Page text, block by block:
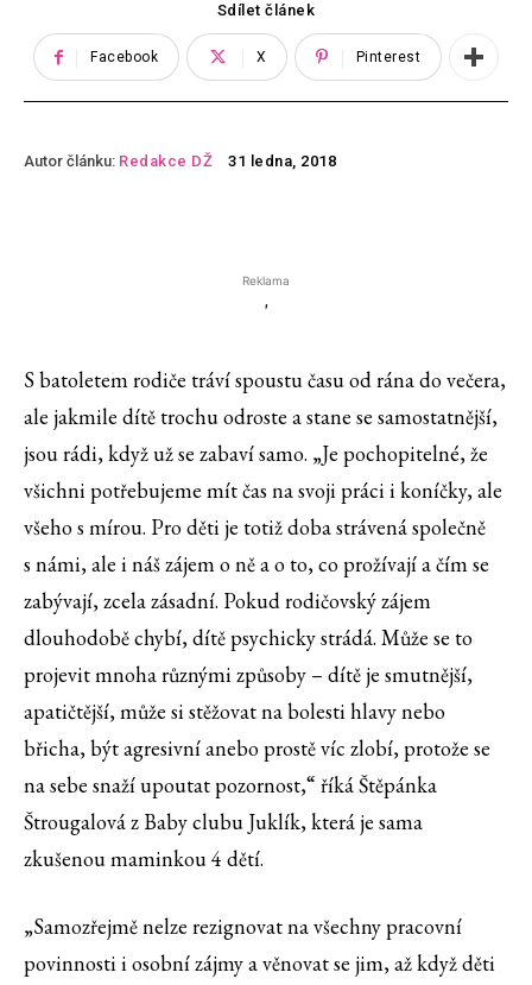
Sdílet článek
Facebook X Pinterest
Autor článku: Redakce DŽ 31 ledna, 2018
Reklama
'
S batoletem rodiče tráví spoustu času od rána do večera,
ale jakmile dítě trochu odroste a stane se samostatnější,
jsou rádi, když už se zabaví samo. „Je pochopitelné, že
všichni potřebujeme mít čas na svoji práci i koníčky, ale
všeho s mírou. Pro děti je totiž doba strávená společně
s námi, ale i náš zájem o ně a o to, co prožívají a čím se
zabývají, zcela zásadní. Pokud rodičovský zájem
dlouhodobě chybí, dítě psychicky strádá. Může se to
projevit mnoha různými způsoby – dítě je smutnější,
apatičtější, může si stěžovat na bolesti hlavy nebo
břicha, být agresivní anebo prostě víc zlobí, protože se
na sebe snaží upoutat pozornost,“ říká Štěpánka
Štrougalová z Baby clubu Juklík, která je sama
zkušenou maminkou 4 dětí.
„Samozřejmě nelze rezignovat na všechny pracovní
povinnosti i osobní zájmy a věnovat se jim, až když děti